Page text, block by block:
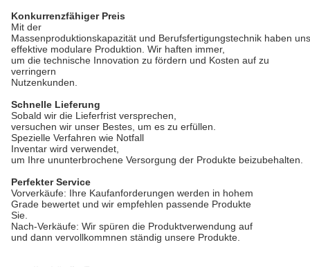
Konkurrenzfähiger Preis
Mit der
Massenproduktionskapazität und Berufsfertigungstechnik haben
effektive modulare Produktion. Wir haften immer,
um die technische Innovation zu fördern und Kosten auf zu
verringern
Nutzenkunden.
Schnelle Lieferung
Sobald wir die Lieferfrist versprechen,
versuchen wir unser Bestes, um es zu erfüllen.
Spezielle Verfahren wie Notfall
Inventar wird verwendet,
um Ihre ununterbrochene Versorgung der Produkte beizubehalten.
Perfekter Service
Vorverkäufe: Ihre Kaufanforderungen werden in hohem
Grade bewertet und wir empfehlen passende Produkte
Sie.
Nach-Verkäufe: Wir spüren die Produktverwendung auf
und dann vervollkommnen ständig unsere Produkte.